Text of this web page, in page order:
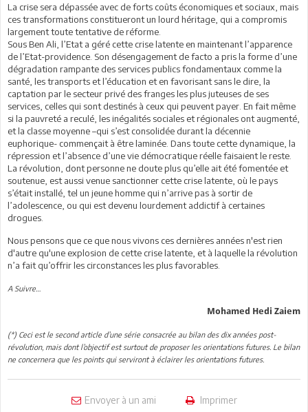
La crise sera dépassée avec de forts coûts économiques et sociaux, mais
ces transformations constitueront un lourd héritage, qui a compromis
largement toute tentative de réforme.
Sous Ben Ali, l’Etat a géré cette crise latente en maintenant l’apparence
de l’Etat-providence. Son désengagement de facto a pris la forme d’une
dégradation rampante des services publics fondamentaux comme la
santé, les transports et l’éducation et en favorisant sans le dire, la
captation par le secteur privé des franges les plus juteuses de ses
services, celles qui sont destinés à ceux qui peuvent payer. En fait même
si la pauvreté a reculé, les inégalités sociales et régionales ont augmenté,
et la classe moyenne –qui s’est consolidée durant la décennie
euphorique- commençait à être laminée. Dans toute cette dynamique, la
répression et l’absence d’une vie démocratique réelle faisaient le reste.
La révolution, dont personne ne doute plus qu’elle ait été fomentée et
soutenue, est aussi venue sanctionner cette crise latente, où le pays
s’était installé, tel un jeune homme qui n’arrive pas à sortir de
l’adolescence, ou qui est devenu lourdement addictif à certaines
drogues.
Nous pensons que ce que nous vivons ces dernières années n'est rien
d'autre qu'une explosion de cette crise latente, et à laquelle la révolution
n’a fait qu’offrir les circonstances les plus favorables.
A Suivre…
Mohamed Hedi Zaiem
(*) Ceci est le second article d’une série consacrée au bilan des dix années post-
révolution, mais dont l’objectif est surtout de proposer les orientations futures. Le bilan
ne concernera que les points qui serviront à éclairer les orientations futures.
Envoyer à un ami Imprimer